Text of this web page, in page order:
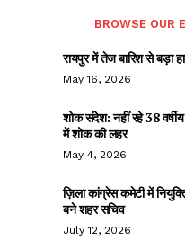
BROWSE OUR
रायपुर में तेज बारिश से बड़ा
May 16, 2026
शोक संदेश: नहीं रहे 38 वर्षीय
में शोक की लहर
May 4, 2026
ज़िला कांग्रेस कमेटी में
बने शहर सचिव
July 12, 2026